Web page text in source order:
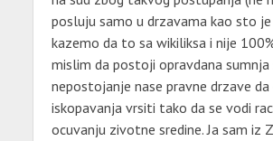
posluju samo u drzavama kao sto je
kazemo da to sa wikiliksa i nije
mislim da postoji opravdana
nepostojanje nase pravne drzave
iskopavanja vrsiti tako da se vodi
ocuvanju zivotne sredine. Ja sam iz